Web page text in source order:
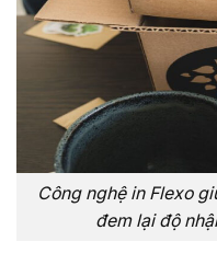
Công nghệ in Flexo
đem lại độ